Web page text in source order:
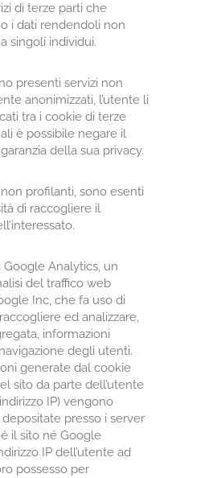
di terze parti che
i dati rendendoli non
singoli individui.
presenti servizi non
anonimizzati, l’utente li
tra i cookie di terze
è possibile negare il
della sua privacy.
profilanti, sono esenti
di raccogliere il
Google Analytics, un
del traffico web
Inc, che fa uso di
ed analizzare,
informazioni
degli utenti.
generate dal cookie
sito da parte dell’utente
IP) vengono
presso i server
il sito né Google
IP dell’utente ad
possesso per